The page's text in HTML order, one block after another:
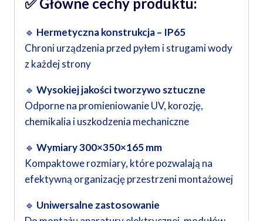
🔹 Hermetyczna konstrukcja – IP65
Chroni urządzenia przed pyłem i strugami wody
z każdej strony
🔹 Wysokiej jakości tworzywo sztuczne
Odporne na promieniowanie UV, korozję,
chemikalia i uszkodzenia mechaniczne
🔹 Wymiary 300×350×165 mm
Kompaktowe rozmiary, które pozwalają na
efektywną organizację przestrzeni montażowej
🔹 Uniwersalne zastosowanie